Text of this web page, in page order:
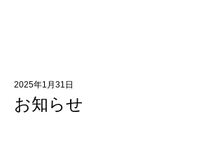
2025年1月31日
お知らせ